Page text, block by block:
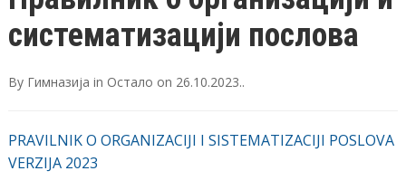
систематизацији послова
By Гимназија in Остало on 26.10.2023..
PRAVILNIK O ORGANIZACIJI I SISTEMATIZACIJI POSLOVA
VERZIJA 2023